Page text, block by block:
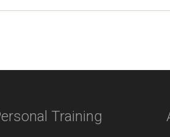
Training